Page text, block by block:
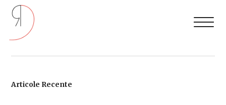
Articole Recente